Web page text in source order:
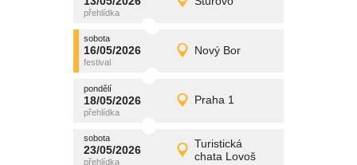
středa Detail
sobota
16/05/2026 Nový Bor
sobota
16/05/2026 Detail
promítání
pondělí
18/05/2026 Praha 1
pondělí
18/05/2026 Detail
promítání
sobota
23/05/2026
Turistická
chata Lovoš
sobota
23/05/2026 Detail
promítání